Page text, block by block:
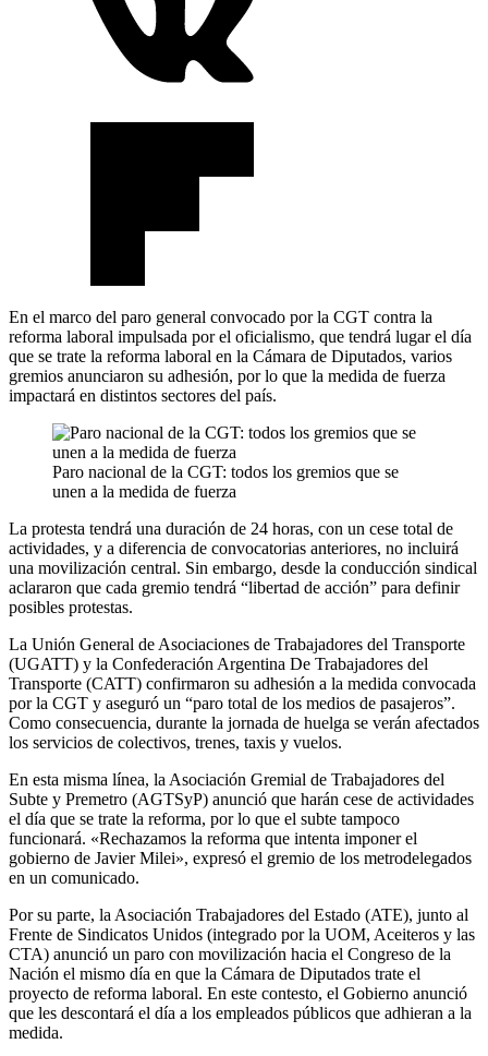
En el marco del paro general convocado por la CGT contra la
reforma laboral impulsada por el oficialismo, que tendrá lugar el día
que se trate la reforma laboral en la Cámara de Diputados, varios
gremios anunciaron su adhesión, por lo que la medida de fuerza
impactará en distintos sectores del país.
Paro nacional de la CGT: todos los gremios que se
unen a la medida de fuerza
La protesta tendrá una duración de 24 horas, con un cese total de
actividades, y a diferencia de convocatorias anteriores, no incluirá
una movilización central. Sin embargo, desde la conducción sindical
aclararon que cada gremio tendrá “libertad de acción” para definir
posibles protestas.
La Unión General de Asociaciones de Trabajadores del Transporte
(UGATT) y la Confederación Argentina De Trabajadores del
Transporte (CATT) confirmaron su adhesión a la medida convocada
por la CGT y aseguró un “paro total de los medios de pasajeros”.
Como consecuencia, durante la jornada de huelga se verán afectados
los servicios de colectivos, trenes, taxis y vuelos.
En esta misma línea, la Asociación Gremial de Trabajadores del
Subte y Premetro (AGTSyP) anunció que harán cese de actividades
el día que se trate la reforma, por lo que el subte tampoco
funcionará. «Rechazamos la reforma que intenta imponer el
gobierno de Javier Milei», expresó el gremio de los metrodelegados
en un comunicado.
Por su parte, la Asociación Trabajadores del Estado (ATE), junto al
Frente de Sindicatos Unidos (integrado por la UOM, Aceiteros y las
CTA) anunció un paro con movilización hacia el Congreso de la
Nación el mismo día en que la Cámara de Diputados trate el
proyecto de reforma laboral. En este contesto, el Gobierno anunció
que les descontará el día a los empleados públicos que adhieran a la
medida.